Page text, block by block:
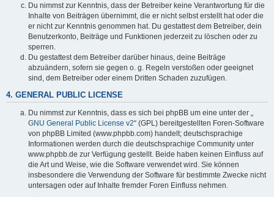
Du nimmst zur Kenntnis, dass der Betreiber keine Verantwortung für die
Inhalte von Beiträgen übernimmt, die er nicht selbst erstellt hat oder die
er nicht zur Kenntnis genommen hat. Du gestattest dem Betreiber, dein
Benutzerkonto, Beiträge und Funktionen jederzeit zu löschen oder zu
sperren.
Du gestattest dem Betreiber darüber hinaus, deine Beiträge
abzuändern, sofern sie gegen o. g. Regeln verstoßen oder geeignet
sind, dem Betreiber oder einem Dritten Schaden zuzufügen.
4. GENERAL PUBLIC LICENSE
Du nimmst zur Kenntnis, dass es sich bei phpBB um eine unter der „
GNU General Public License v2“ (GPL) bereitgestellten Foren-Software
von phpBB Limited (www.phpbb.com) handelt; deutschsprachige
Informationen werden durch die deutschsprachige Community unter
www.phpbb.de zur Verfügung gestellt. Beide haben keinen Einfluss auf
die Art und Weise, wie die Software verwendet wird. Sie können
insbesondere die Verwendung der Software für bestimmte Zwecke nicht
untersagen oder auf Inhalte fremder Foren Einfluss nehmen.